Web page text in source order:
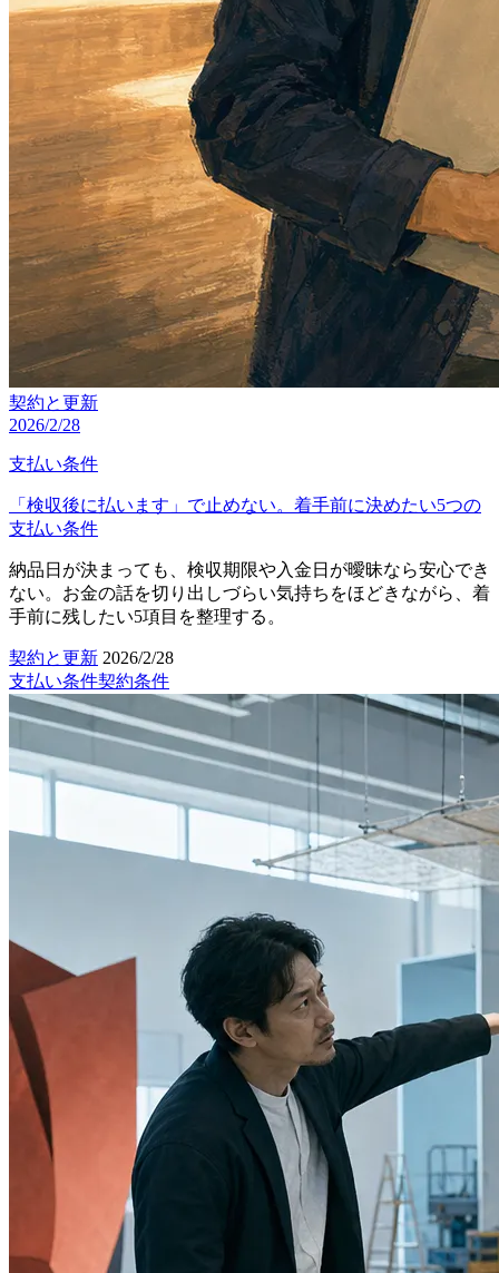
契約と更新
2026/2/28
支払い条件
「検収後に払います」で止めない。着手前に決めたい5つの
支払い条件
納品日が決まっても、検収期限や入金日が曖昧なら安心でき
ない。お金の話を切り出しづらい気持ちをほどきながら、着
手前に残したい5項目を整理する。
契約と更新 2026/2/28
支払い条件契約条件